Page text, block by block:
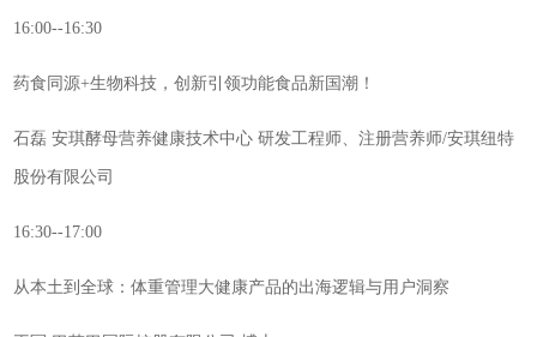
16:00--16:30
药食同源+生物科技，创新引领功能食品新国潮！
石磊 安琪酵母营养健康技术中心 研发工程师、注册营养师/安琪纽特
股份有限公司
16:30--17:00
从本土到全球：体重管理大健康产品的出海逻辑与用户洞察